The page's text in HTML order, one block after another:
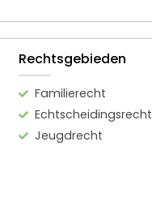
Rechtsgebieden
Familierecht
Echtscheidingsrecht
Jeugdrecht